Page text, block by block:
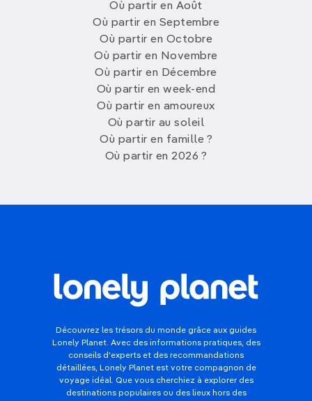
Où partir en Août
Où partir en Septembre
Où partir en Octobre
Où partir en Novembre
Où partir en Décembre
Où partir en week-end
Où partir en amoureux
Où partir au soleil
Où partir en famille ?
Où partir en 2026 ?
Découvrez les trésors du monde grâce aux guides
Lonely Planet. Avec des informations pratiques, des
conseils d'experts et des recommandations
détaillées, Lonely Planet est votre compagnon de
voyage idéal. Que vous cherchiez à explorer des
destinations populaires ou des lieux hors des